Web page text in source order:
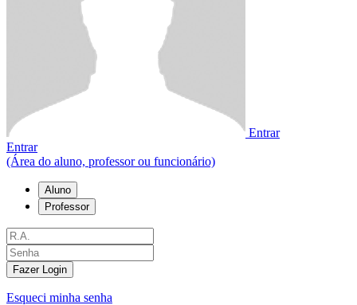
Entrar
Entrar
(Área do aluno, professor ou funcionário)
Aluno
Professor
Fazer Login
Esqueci minha senha